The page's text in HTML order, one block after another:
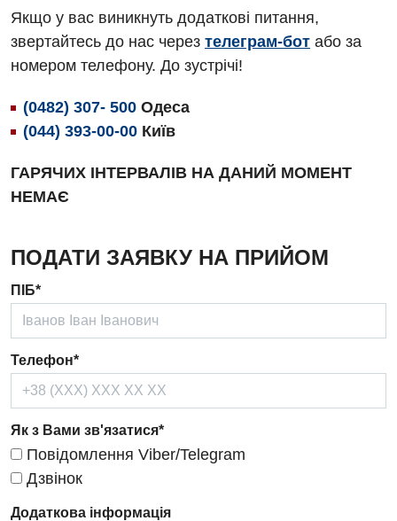
Відділення кардіосудинної патології та неврології
Відділення невідкладних станів
Гінекологічне відділення
Дерматовенерологія
Ендокринологія
Кардіологія
Кардіохірургія
Мамологія
Медична психологія
Неврологія
Нейрохірургія
Онкологічне відділлення
Якщо у вас виникнуть додаткові питання,
звертайтесь до нас через телеграм-бот або за
номером телефону. До зустрічі!
(0482) 307- 500 Одеса
(044) 393-00-00 Київ
ГАРЯЧИХ ІНТЕРВАЛІВ НА ДАНИЙ МОМЕНТ
НЕМАЄ
ПОДАТИ ЗАЯВКУ НА ПРИЙОМ
ПІБ*
Телефон*
Як з Вами зв'язатися*
Повідомлення Viber/Telegram
Дзвінок
Додаткова інформація